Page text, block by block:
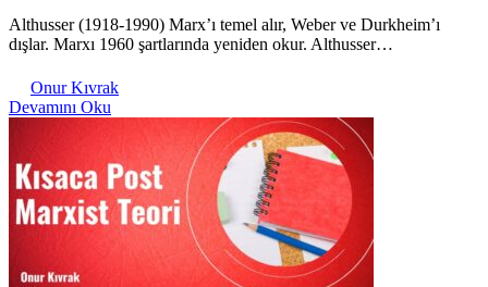
Althusser (1918-1990) Marx’ı temel alır, Weber ve Durkheim’ı
dışlar. Marxı 1960 şartlarında yeniden okur. Althusser…
Onur Kıvrak
Devamını Oku